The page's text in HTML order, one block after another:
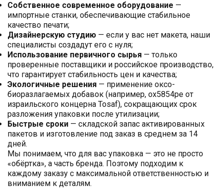
Собственное современное оборудование —
импортные станки, обеспечивающие стабильное
качество печати;
Дизайнерскую студию — если у вас нет макета, наши
специалисты создадут его с нуля;
Использование первичного сырья — только
проверенные поставщики и российское производство,
что гарантирует стабильность цен и качества;
Экологичные решения — применение оксо-
биоразлагаемых добавок (например, ox5854pe от
израильского концерна Tosaf), сокращающих срок
разложения упаковки после утилизации;
Быстрые сроки — складской запас активированных
пакетов и изготовление под заказ в среднем за 14
дней.
Мы понимаем, что для вас упаковка — это не просто
«обёртка», а часть бренда. Поэтому подходим к
каждому заказу с максимальной ответственностью и
вниманием к деталям.